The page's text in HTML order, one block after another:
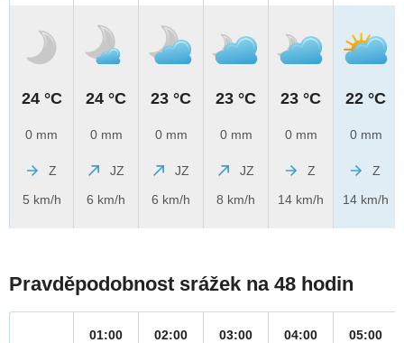
24 °C
0 mm
Z
5 km/h
24 °C
0 mm
JZ
6 km/h
23 °C
0 mm
JZ
6 km/h
23 °C
0 mm
JZ
8 km/h
23 °C
0 mm
Z
14 km/h
22 °C
0 mm
Z
14 km/h
Pravděpodobnost srážek na 48 hodin
01:00
02:00
03:00
04:00
05:00